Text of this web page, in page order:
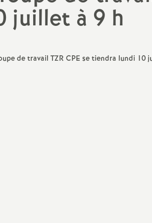
et Libertés
Pétitions
de Presse
Egalité femmes/hommes
juillet à 9 h
de travail TZR CPE se tiendra lundi 10